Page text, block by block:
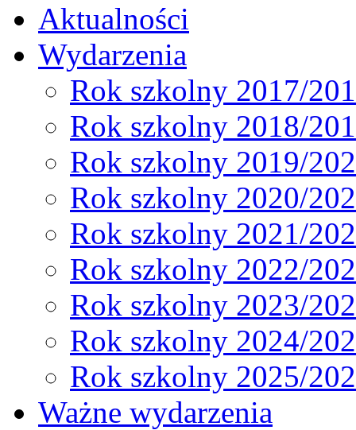
Aktualności
Wydarzenia
Rok szkolny 2017/
Rok szkolny 2018/
Rok szkolny 2019/
Rok szkolny 2020/
Rok szkolny 2021/
Rok szkolny 2022/
Rok szkolny 2023/
Rok szkolny 2024/
Rok szkolny 2025/
Ważne wydarzenia